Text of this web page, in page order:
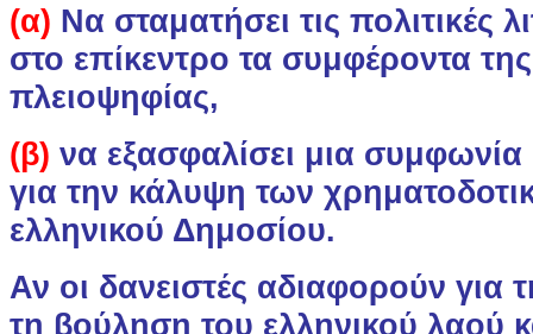
(α) Να σταματήσει τις πολιτικές
στο επίκεντρο τα συμφέροντα
πλειοψηφίας,
(β) να εξασφαλίσει μια συμφωνία
για την κάλυψη των
ελληνικού Δημοσίου.
Αν οι δανειστές αδιαφορούν για
τη βούληση του ελληνικού λαού